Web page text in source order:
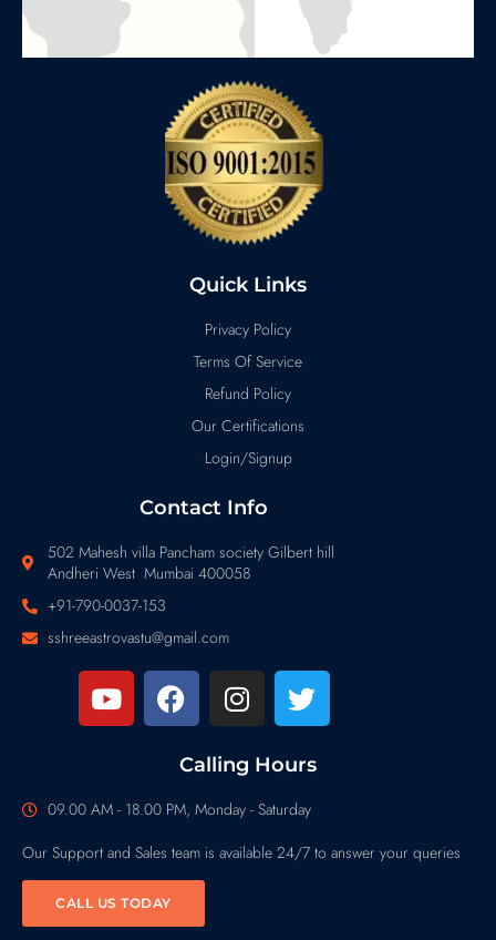
Quick Links
Privacy Policy
Terms Of Service
Refund Policy
Our Certifications
Login/Signup
Contact Info
502 Mahesh villa Pancham society Gilbert hill
Andheri West Mumbai 400058
+91-790-0037-153
sshreeastrovastu@gmail.com
Calling Hours
09.00 AM - 18.00 PM, Monday - Saturday
Our Support and Sales team is available 24/7 to answer your queries
CALL US TODAY